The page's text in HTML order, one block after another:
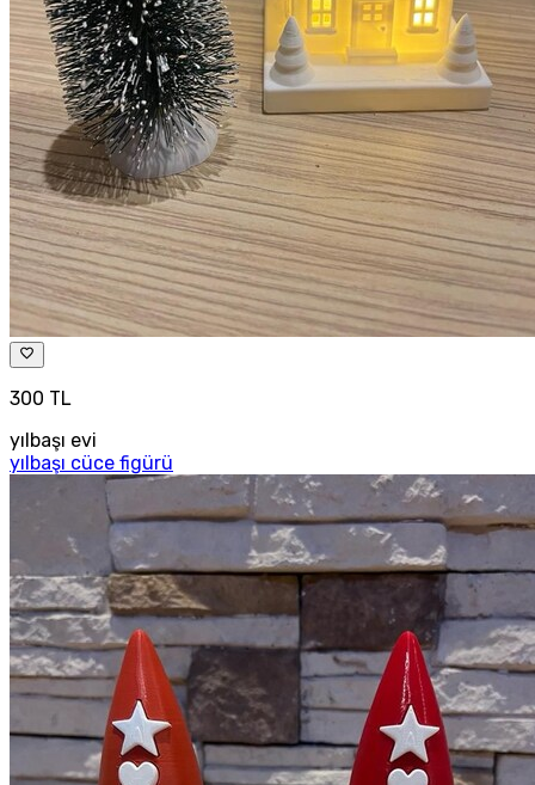
300 TL
yılbaşı evi
yılbaşı cüce figürü